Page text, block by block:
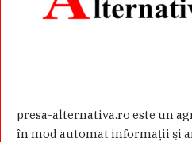
presa-alternativa.ro este un
în mod automat informaţii şi